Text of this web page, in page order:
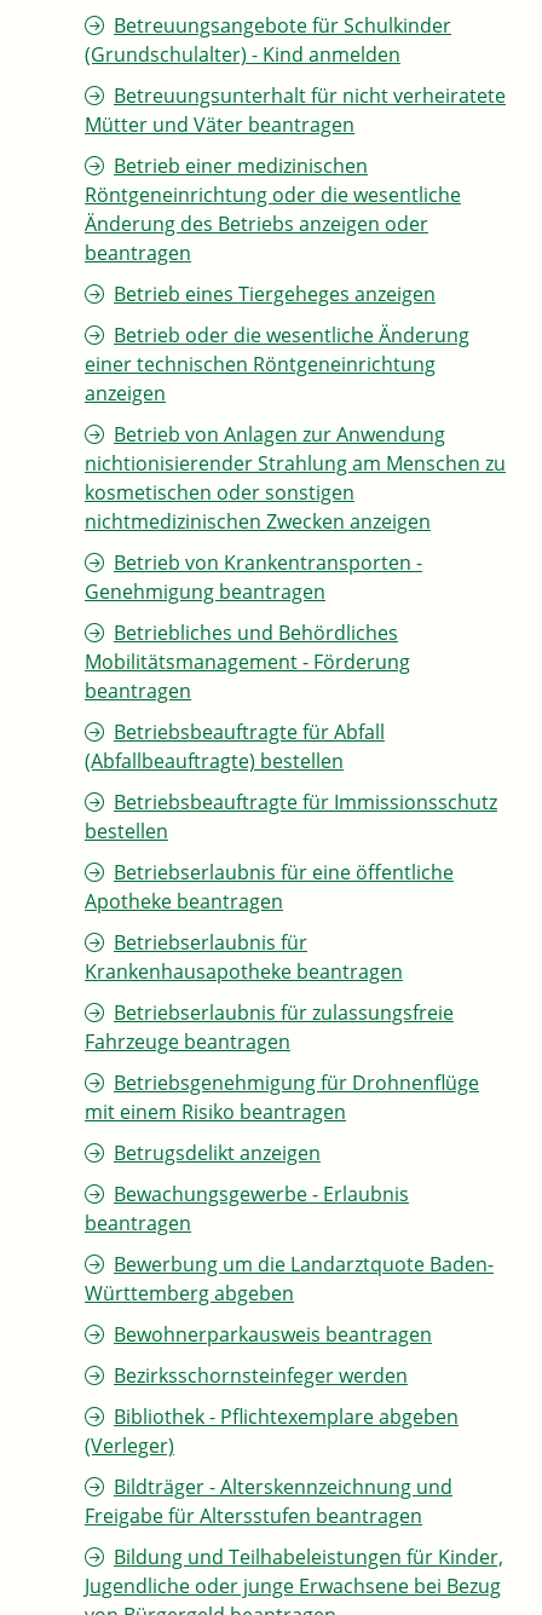
Betreuungsangebote für Schulkinder
(Grundschulalter) - Kind anmelden
Betreuungsunterhalt für nicht verheiratete
Mütter und Väter beantragen
Betrieb einer medizinischen
Röntgeneinrichtung oder die wesentliche
Änderung des Betriebs anzeigen oder
beantragen
Betrieb eines Tiergeheges anzeigen
Betrieb oder die wesentliche Änderung
einer technischen Röntgeneinrichtung
anzeigen
Betrieb von Anlagen zur Anwendung
nichtionisierender Strahlung am Menschen zu
kosmetischen oder sonstigen
nichtmedizinischen Zwecken anzeigen
Betrieb von Krankentransporten -
Genehmigung beantragen
Betriebliches und Behördliches
Mobilitätsmanagement - Förderung
beantragen
Betriebsbeauftragte für Abfall
(Abfallbeauftragte) bestellen
Betriebsbeauftragte für Immissionsschutz
bestellen
Betriebserlaubnis für eine öffentliche
Apotheke beantragen
Betriebserlaubnis für
Krankenhausapotheke beantragen
Betriebserlaubnis für zulassungsfreie
Fahrzeuge beantragen
Betriebsgenehmigung für Drohnenflüge
mit einem Risiko beantragen
Betrugsdelikt anzeigen
Bewachungsgewerbe - Erlaubnis
beantragen
Bewerbung um die Landarztquote Baden-
Württemberg abgeben
Bewohnerparkausweis beantragen
Bezirksschornsteinfeger werden
Bibliothek - Pflichtexemplare abgeben
(Verleger)
Bildträger - Alterskennzeichnung und
Freigabe für Altersstufen beantragen
Bildung und Teilhabeleistungen für Kinder,
Jugendliche oder junge Erwachsene bei Bezug